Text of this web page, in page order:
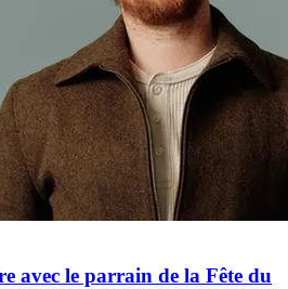
avec le parrain de la Fête du